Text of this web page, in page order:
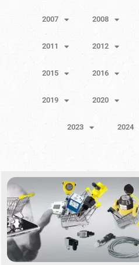
2007 2008
2011 2012
2015 2016
2019 2020
2023 2024